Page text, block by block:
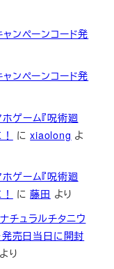
ンペーンコード発
ンペーンコード発
ゲーム『呪術廻
にxiaolong よ
ゲーム『呪術廻
に藤田 より
チュラルチタニウ
発売日当日に開封
より